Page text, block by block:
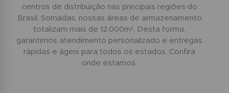
centros de distribuição nas principais regiões do
Brasil. Somadas, nossas áreas de armazenamento
totalizam mais de 12.000m². Desta forma,
garantimos atendimento personalizado e entregas
rápidas e ágeis para todos os estados. Confira
onde estamos: